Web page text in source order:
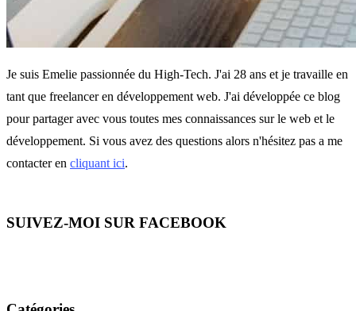
Je suis Emelie passionnée du High-Tech. J'ai 28 ans et je travaille en
tant que freelancer en développement web. J'ai développée ce blog
pour partager avec vous toutes mes connaissances sur le web et le
développement. Si vous avez des questions alors n'hésitez pas a me
contacter en cliquant ici.
SUIVEZ-MOI SUR FACEBOOK